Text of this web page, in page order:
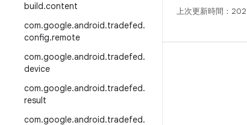
build.content
com.google.android.tradefed.
config.remote
com.google.android.tradefed.
device
com.google.android.tradefed.
result
com.google.android.tradefed.
上次更新時間：
版本
Android 程式庫
相關規定
下載程式碼